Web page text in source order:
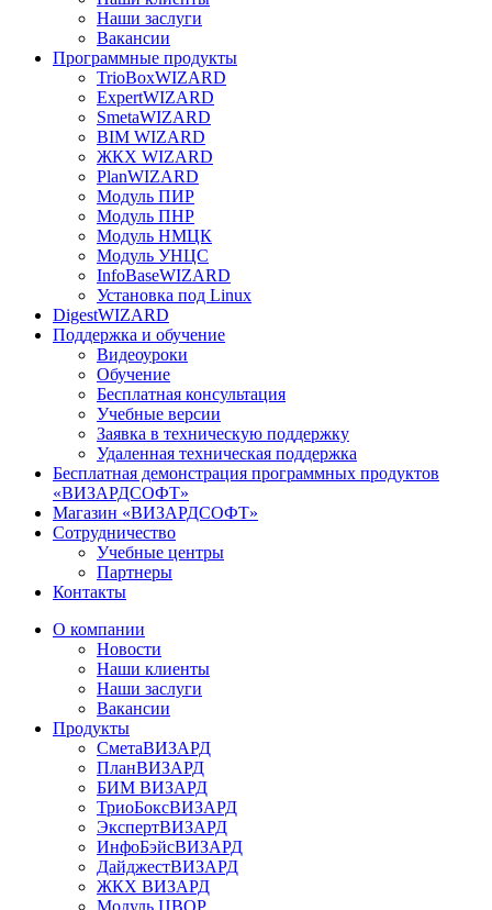
Наши заслуги
Вакансии
Программные продукты
TrioBoxWIZARD
ExpertWIZARD
SmetaWIZARD
BIM WIZARD
ЖКХ WIZARD
PlanWIZARD
Модуль ПИР
Модуль ПНР
Модуль НМЦК
Модуль УНЦС
InfoBaseWIZARD
Установка под Linux
DigestWIZARD
Поддержка и обучение
Видеоуроки
Обучение
Бесплатная консультация
Учебные версии
Заявка в техническую поддержку
Удаленная техническая поддержка
Бесплатная демонстрация программных продуктов
«ВИЗАРДСОФТ»
Магазин «ВИЗАРДСОФТ»
Сотрудничество
Учебные центры
Партнеры
Контакты
О компании
Новости
Наши клиенты
Наши заслуги
Вакансии
Продукты
СметаВИЗАРД
ПланВИЗАРД
БИМ ВИЗАРД
ТриоБоксВИЗАРД
ЭкспертВИЗАРД
ИнфоБэйсВИЗАРД
ДайджестВИЗАРД
ЖКХ ВИЗАРД
Модуль ЦВОР